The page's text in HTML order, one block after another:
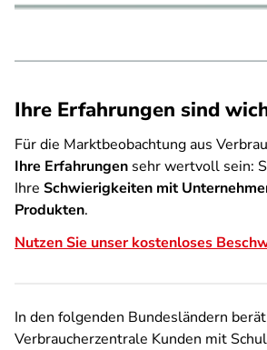
Ihre Erfahrungen sind
Für die Marktbeobachtung aus
Ihre Erfahrungen sehr wertvoll sein:
Ihre Schwierigkeiten mit
Produkten.
Nutzen Sie unser kostenloses
In den folgenden Bundesländern
Verbraucherzentrale Kunden mit